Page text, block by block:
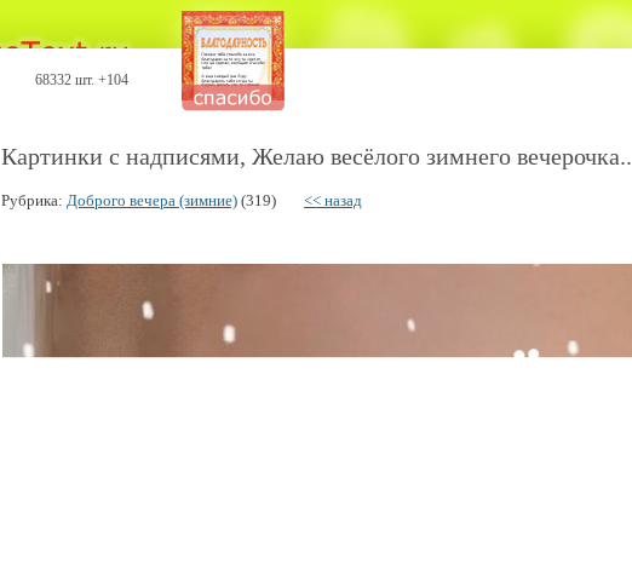
68332 шт. +104
Картинки с надписями, Желаю весёлого зимнего вечерочка..
Рубрика: Доброго вечера (зимние) (319) << назад